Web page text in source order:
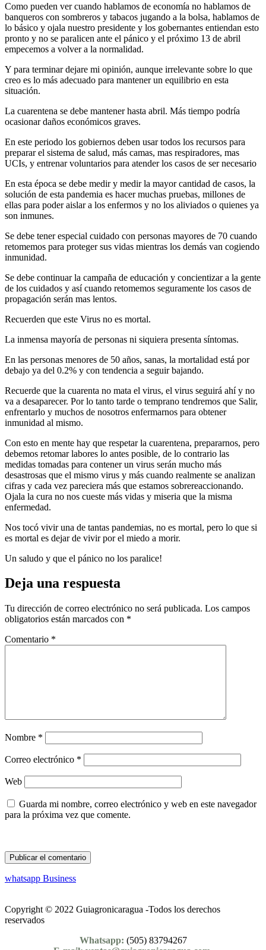
Como pueden ver cuando hablamos de economía no hablamos de
banqueros con sombreros y tabacos jugando a la bolsa, hablamos de
lo básico y ojala nuestro presidente y los gobernantes entiendan esto
pronto y no se paralicen ante el pánico y el próximo 13 de abril
empecemos a volver a la normalidad.
Y para terminar dejare mi opinión, aunque irrelevante sobre lo que
creo es lo más adecuado para mantener un equilibrio en esta
situación.
La cuarentena se debe mantener hasta abril. Más tiempo podría
ocasionar daños económicos graves.
En este periodo los gobiernos deben usar todos los recursos para
preparar el sistema de salud, más camas, mas respiradores, mas
UCIs, y entrenar voluntarios para atender los casos de ser necesario
En esta época se debe medir y medir la mayor cantidad de casos, la
solución de esta pandemia es hacer muchas pruebas, millones de
ellas para poder aislar a los enfermos y no los aliviados o quienes ya
son inmunes.
Se debe tener especial cuidado con personas mayores de 70 cuando
retomemos para proteger sus vidas mientras los demás van cogiendo
inmunidad.
Se debe continuar la campaña de educación y concientizar a la gente
de los cuidados y así cuando retomemos seguramente los casos de
propagación serán mas lentos.
Recuerden que este Virus no es mortal.
La inmensa mayoría de personas ni siquiera presenta síntomas.
En las personas menores de 50 años, sanas, la mortalidad está por
debajo ya del 0.2% y con tendencia a seguir bajando.
Recuerde que la cuarenta no mata el virus, el virus seguirá ahí y no
va a desaparecer. Por lo tanto tarde o temprano tendremos que Salir,
enfrentarlo y muchos de nosotros enfermarnos para obtener
inmunidad al mismo.
Con esto en mente hay que respetar la cuarentena, prepararnos, pero
debemos retomar labores lo antes posible, de lo contrario las
medidas tomadas para contener un virus serán mucho más
desastrosas que el mismo virus y más cuando realmente se analizan
cifras y cada vez pareciera más que estamos sobrereaccionando.
Ojala la cura no nos cueste más vidas y miseria que la misma
enfermedad.
Nos tocó vivir una de tantas pandemias, no es mortal, pero lo que si
es mortal es dejar de vivir por el miedo a morir.
Un saludo y que el pánico no los paralice!
Deja una respuesta
Tu dirección de correo electrónico no será publicada. Los campos
obligatorios están marcados con *
Comentario *
Nombre *
Correo electrónico *
Web
Guarda mi nombre, correo electrónico y web en este navegador
para la próxima vez que comente.
whatsapp Business
Copyright © 2022 Guiagronicaragua -Todos los derechos
reservados
Whatsapp: (505) 83794267